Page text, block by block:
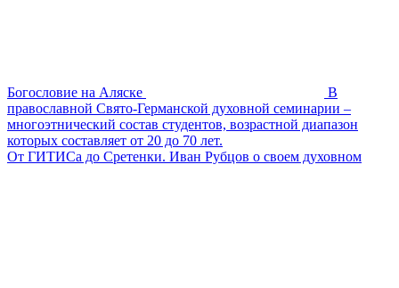
Богословие на Аляске
В
православной Свято-Германской духовной семинарии –
многоэтнический состав студентов, возрастной диапазон
которых составляет от 20 до 70 лет.
От ГИТИСа до Сретенки. Иван Рубцов о своем духовном